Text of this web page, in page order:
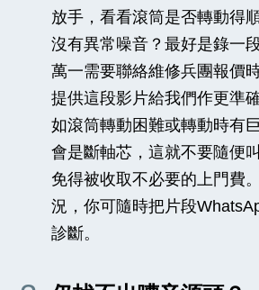
放手，看看滾筒是否轉動得
沒有異常噪音？最好是錄一
萬一需要聯絡維修兵團報價
提供這段影片給我們作更準
如滾筒轉動困難或轉動時有
會是斷軸芯，這就不要隨便
免得被收取不必要的上門費
況，你可隨時把片段
診斷。